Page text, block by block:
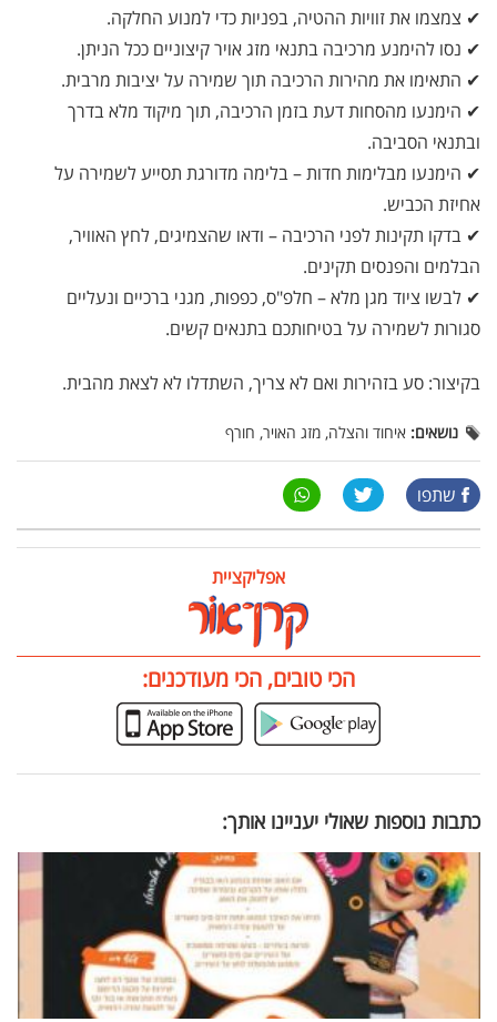
✔ צמצמו את זוויות ההטיה, בפניות כדי למנוע החלקה.
✔ נסו להימנע מרכיבה בתנאי מזג אויר קיצוניים ככל הניתן.
✔ התאימו את מהירות הרכיבה תוך שמירה על יציבות מרבית.
✔ הימנעו מהסחות דעת בזמן הרכיבה, תוך מיקוד מלא בדרך
ובתנאי הסביבה.
✔ הימנעו מבלימות חדות – בלימה מדורגת תסייע לשמירה על
אחיזת הכביש.
✔ בדקו תקינות לפני הרכיבה – ודאו שהצמיגים, לחץ האוויר,
הבלמים והפנסים תקינים.
✔ לבשו ציוד מגן מלא – חלפ"ס, כפפות, מגני ברכיים ונעליים
סגורות לשמירה על בטיחותכם בתנאים קשים.
בקיצור: סע בזהירות ואם לא צריך, השתדלו לא לצאת מהבית.
נושאים: איחוד והצלה, מזג האויר, חורף
שתפו
אפליקציית
הכי טובים, הכי מעודכנים:
כתבות נוספות שאולי יעניינו אותך: